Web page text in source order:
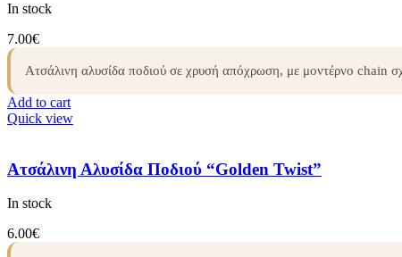
In stock
7.00€
Ατσάλινη αλυσίδα ποδιού σε χρυσή απόχρωση, με μοντέρνο chain
Add to cart
Quick view
Ατσάλινη Αλυσίδα Ποδιού “Golden Twist”
In stock
6.00€